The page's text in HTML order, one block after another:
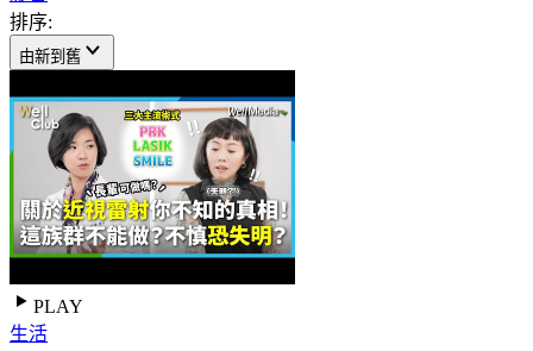
排序:
由新到舊
PLAY
生活